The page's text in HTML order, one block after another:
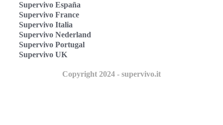
Supervivo España
Supervivo France
Supervivo Italia
Supervivo Nederland
Supervivo Portugal
Supervivo UK
Copyright 2024 - supervivo.it